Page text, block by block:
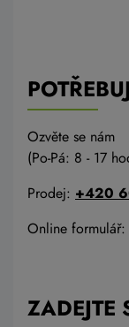
Ozvěte se nám
(Po-Pá: 8 - 17
Prodej: +420
Online formulář:
ZADEJTE